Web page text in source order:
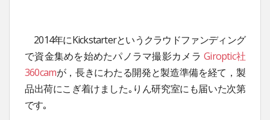
2014年にKickstarterというクラウドファンディング
で資金集めを始めたパノラマ撮影カメラGiroptic社
360camが，長きにわたる開発と製造準備を経て，製
品出荷にこぎ着けました｡りん研究室にも届いた次第
です｡